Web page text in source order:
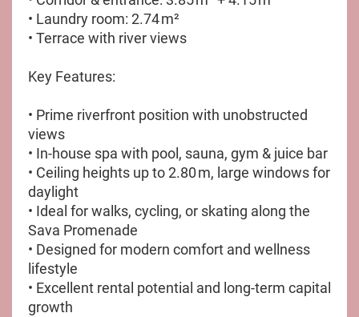
• Laundry room: 2.74 m²
• Terrace with river views
Key Features:
• Prime riverfront position with unobstructed
views
• In-house spa with pool, sauna, gym & juice bar
• Ceiling heights up to 2.80 m, large windows for
daylight
• Ideal for walks, cycling, or skating along the
Sava Promenade
• Designed for modern comfort and wellness
lifestyle
• Excellent rental potential and long-term capital
growth